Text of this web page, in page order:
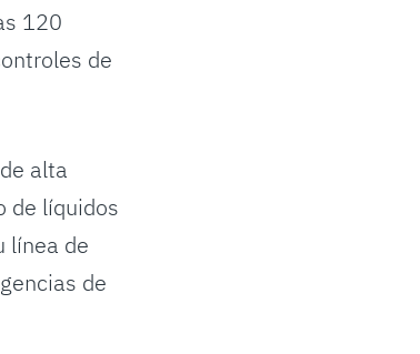
120
de
alta
de líquidos
línea de
de